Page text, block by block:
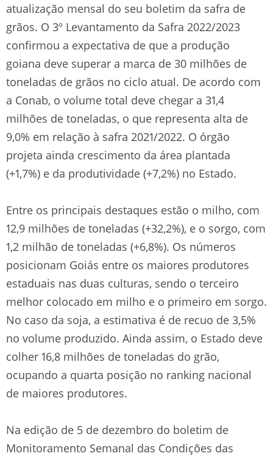
atualização mensal do seu boletim da safra de
grãos. O 3º Levantamento da Safra 2022/2023
confirmou a expectativa de que a produção
goiana deve superar a marca de 30 milhões de
toneladas de grãos no ciclo atual. De acordo com
a Conab, o volume total deve chegar a 31,4
milhões de toneladas, o que representa alta de
9,0% em relação à safra 2021/2022. O órgão
projeta ainda crescimento da área plantada
(+1,7%) e da produtividade (+7,2%) no Estado.
Entre os principais destaques estão o milho, com
12,9 milhões de toneladas (+32,2%), e o sorgo, com
1,2 milhão de toneladas (+6,8%). Os números
posicionam Goiás entre os maiores produtores
estaduais nas duas culturas, sendo o terceiro
melhor colocado em milho e o primeiro em sorgo.
No caso da soja, a estimativa é de recuo de 3,5%
no volume produzido. Ainda assim, o Estado deve
colher 16,8 milhões de toneladas do grão,
ocupando a quarta posição no ranking nacional
de maiores produtores.
Na edição de 5 de dezembro do boletim de
Monitoramento Semanal das Condições das